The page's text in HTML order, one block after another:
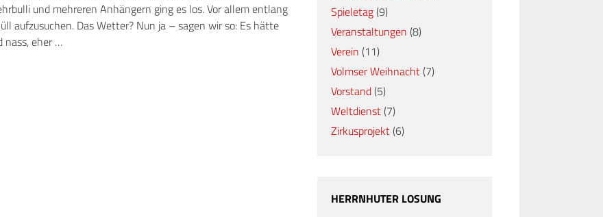
und mehreren Anhängern ging es los. Vor allem entlang
aufzusuchen. Das Wetter? Nun ja – sagen wir so: Es hätte
nass, eher …
Spieletag (9)
Veranstaltungen (8)
Verein (11)
Volmser Weihnacht (7)
Vorstand (5)
Weltdienst (7)
Zirkusprojekt (6)
HERRNHUTER LOSUNG